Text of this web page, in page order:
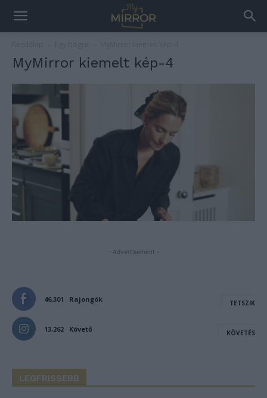
MyMirror kiemelt kép-4
- Advertisement -
46,301 Rajongók TETSZIK
13,262 Követő KÖVETÉS
LEGFRISSEBB